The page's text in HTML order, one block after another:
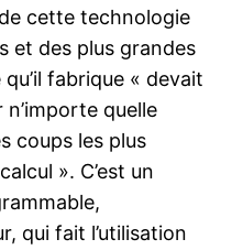
cette technologie
et des plus grandes
fabrique « devait
quelle
coups les plus
». C’est un
qui fait l’utilisation